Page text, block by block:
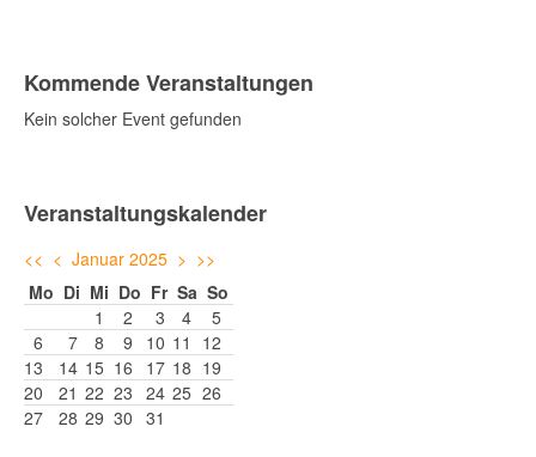
Kommende Veranstaltungen
Kein solcher Event gefunden
Veranstaltungskalender
<< < Januar 2025 > >>
Mo Di Mi Do Fr Sa So
1
2 3 4
5
6
7 8 9 10 11
12
13
14 15 16 17 18 19
20
21 22 23 24 25 26
27
28 29 30 31